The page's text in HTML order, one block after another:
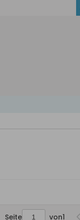
Seite von1